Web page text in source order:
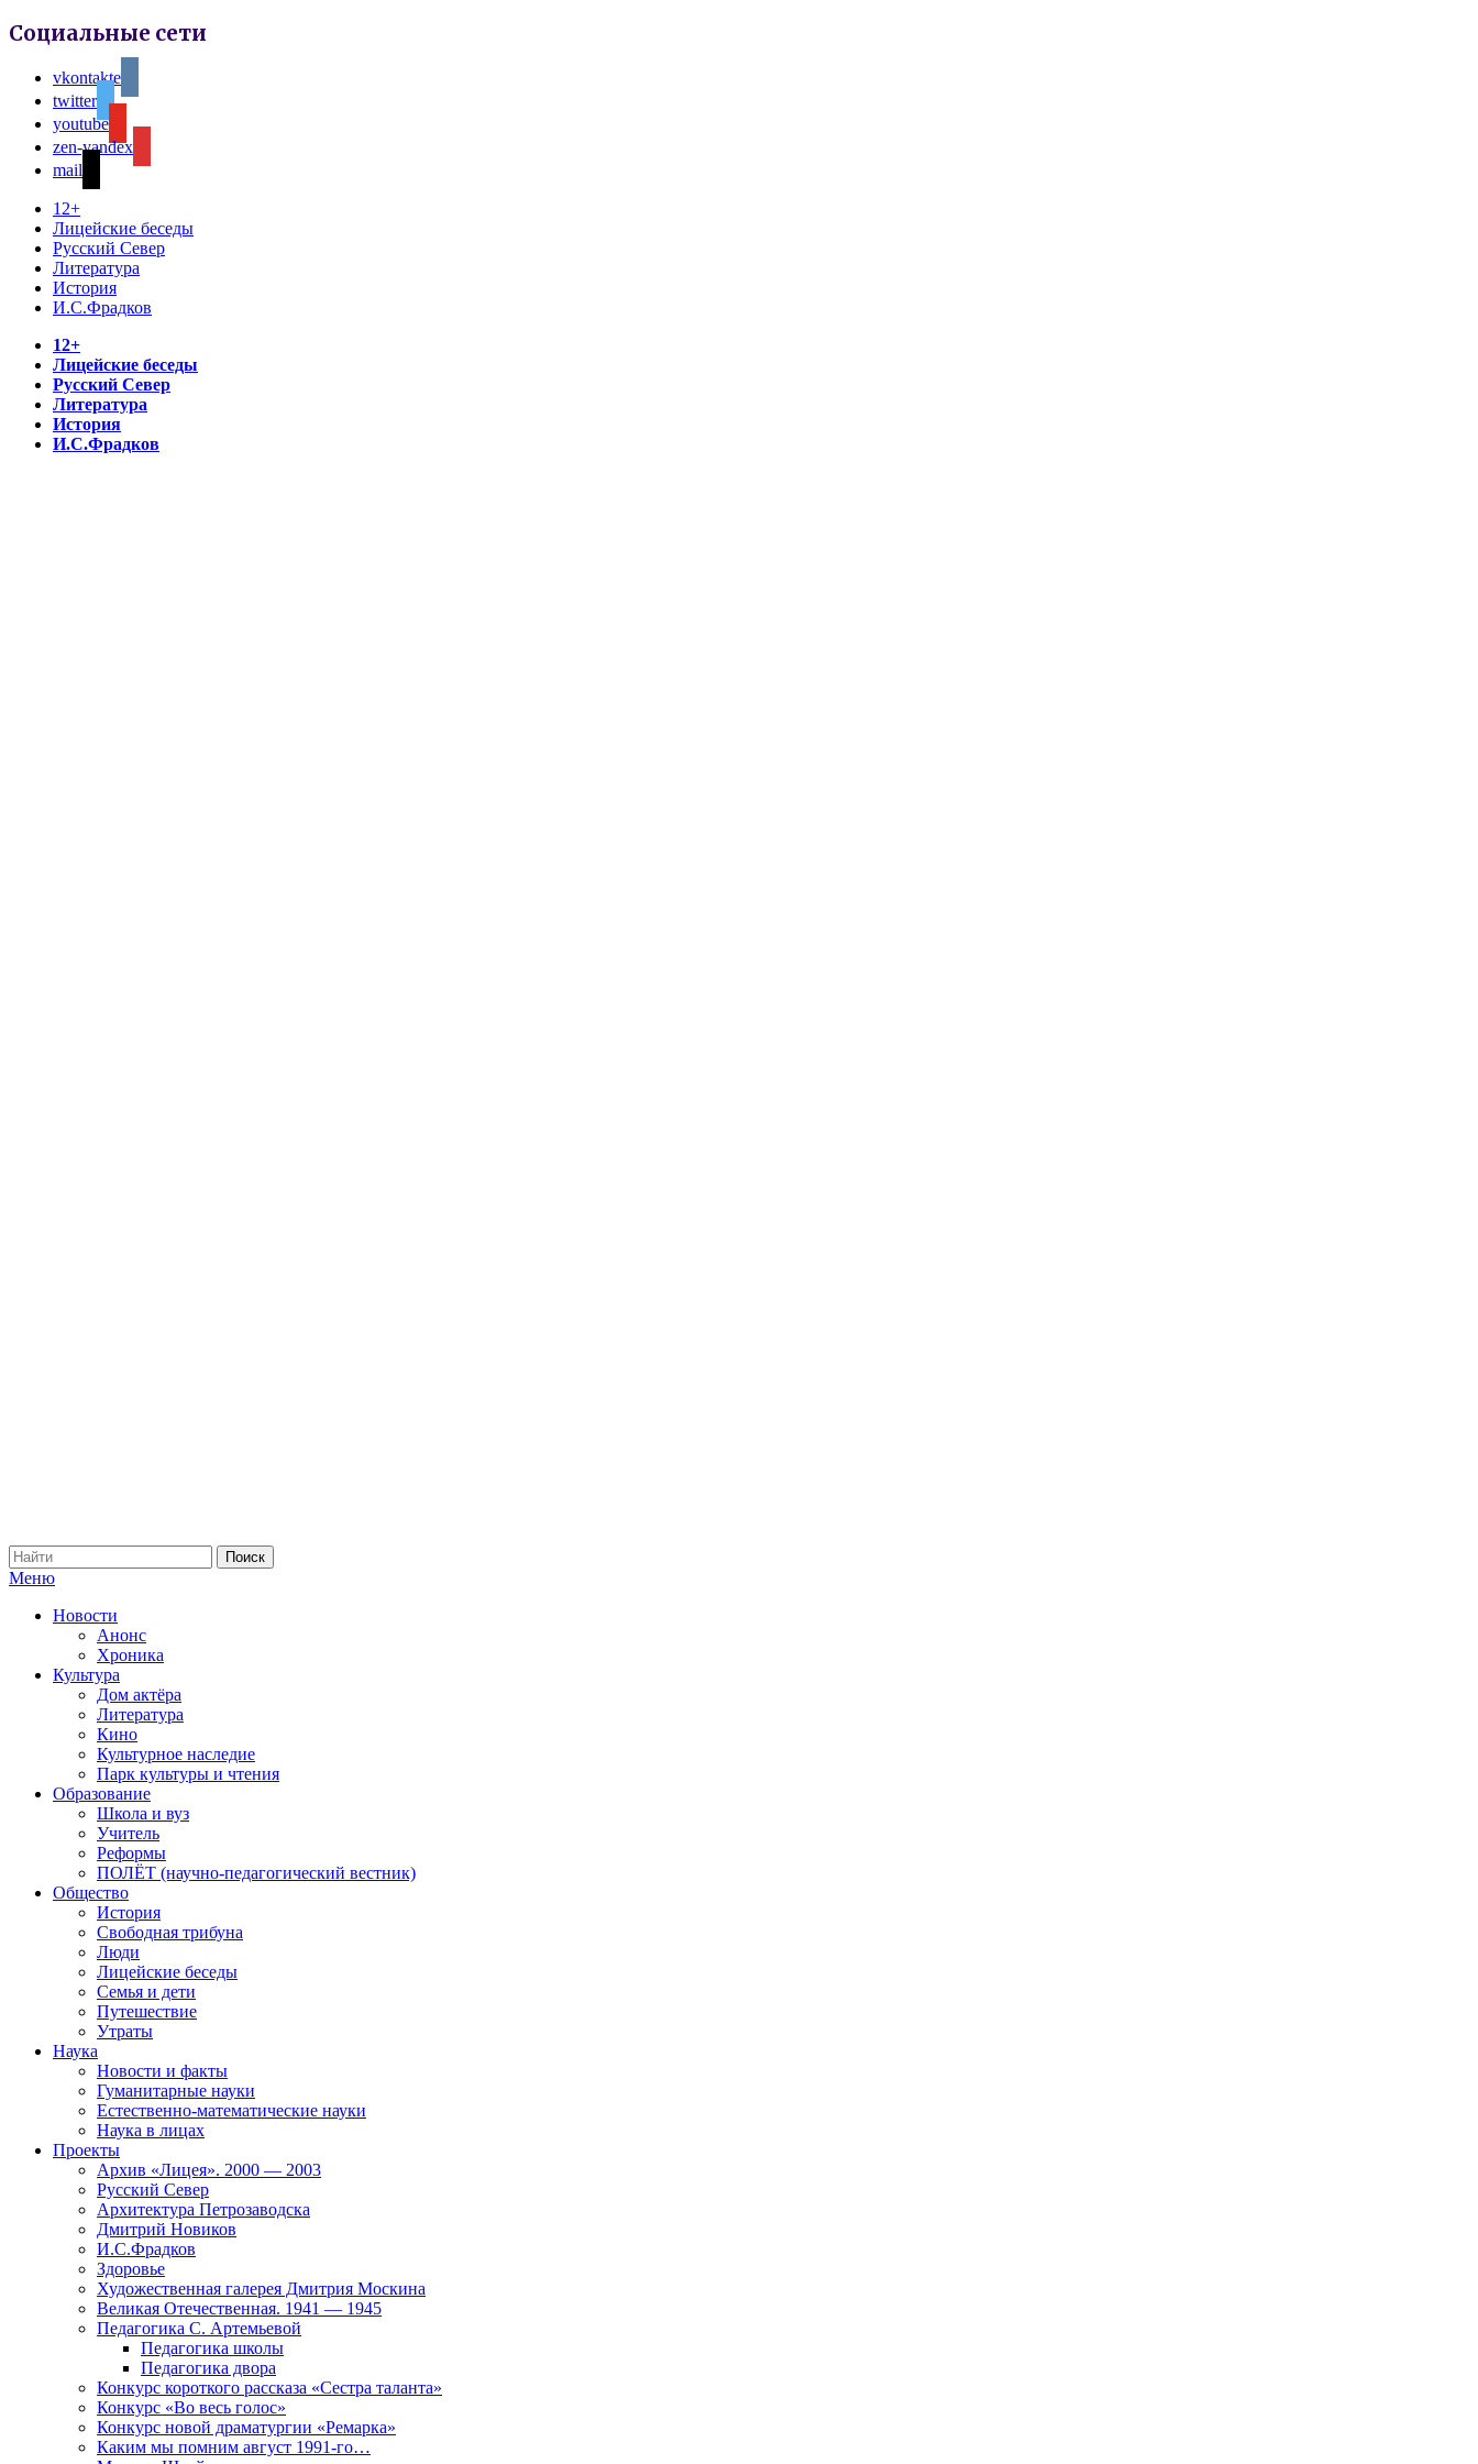
Социальные сети
vkontakte
twitter
youtube
zen-yandex
mail
12+
Лицейские беседы
Русский Север
Литература
История
И.С.Фрадков
12+
Лицейские беседы
Русский Север
Литература
История
И.С.Фрадков
Меню
Новости
Анонс
Хроника
Культура
Дом актёра
Литература
Кино
Культурное наследие
Парк культуры и чтения
Образование
Школа и вуз
Учитель
Реформы
ПОЛЁТ (научно-педагогический вестник)
Общество
История
Свободная трибуна
Люди
Лицейские беседы
Семья и дети
Путешествие
Утраты
Наука
Новости и факты
Гуманитарные науки
Естественно-математические науки
Наука в лицах
Проекты
Архив «Лицея». 2000 — 2003
Русский Север
Архитектура Петрозаводска
Дмитрий Новиков
И.С.Фрадков
Здоровье
Художественная галерея Дмитрия Москина
Великая Отечественная. 1941 — 1945
Педагогика С. Артемьевой
Педагогика школы
Педагогика двора
Конкурс короткого рассказа «Сестра таланта»
Конкурс «Во весь голос»
Конкурс новой драматургии «Ремарка»
Каким мы помним август 1991-го…